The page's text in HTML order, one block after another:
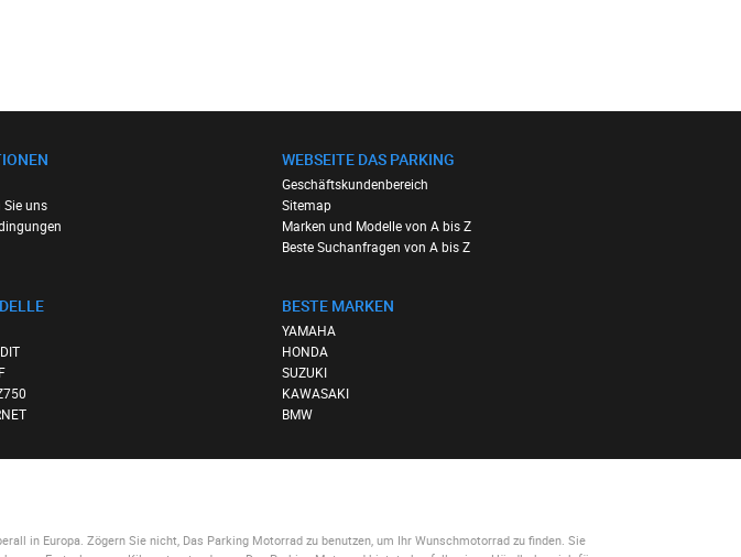
Sie uns
WEBSEITE DAS PARKING
Geschäftskundenbereich
Sitemap
Marken und Modelle von A bis Z
Beste Suchanfragen von A bis Z
BESTE MARKEN
YAMAHA
HONDA
SUZUKI
KAWASAKI
BMW
in Europa. Zögern Sie nicht, Das Parking Motorrad zu benutzen, um Ihr Wunschmotorrad zu finden. Sie